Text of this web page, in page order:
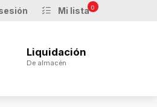
Mi lista 0
Liquidación
De almacén